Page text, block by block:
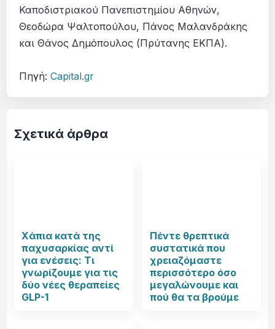
Καποδιστριακού Πανεπιστημίου Αθηνών,
Θεοδώρα Ψαλτοπούλου, Πάνος Μαλανδράκης
και Θάνος Δημόπουλος (Πρύτανης ΕΚΠΑ).
Πηγή:Capital.gr
Σχετικά άρθρα
Χάπια κατά της
παχυσαρκίας αντί
για ενέσεις: Τι
γνωρίζουμε για τις
δύο νέες θεραπείες
GLP-1
Πέντε θρεπτικά
συστατικά που
χρειαζόμαστε
περισσότερο όσο
μεγαλώνουμε και
πού θα τα βρούμε